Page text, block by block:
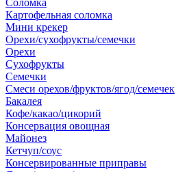
Соломка
Картофельная соломка
Мини крекер
Орехи/сухофрукты/семечки
Орехи
Сухофрукты
Семечки
Смеси орехов/фруктов/ягод/семечек
Бакалея
Кофе/какао/цикорий
Консервация овощная
Майонез
Кетчуп/соус
Консервированные приправы